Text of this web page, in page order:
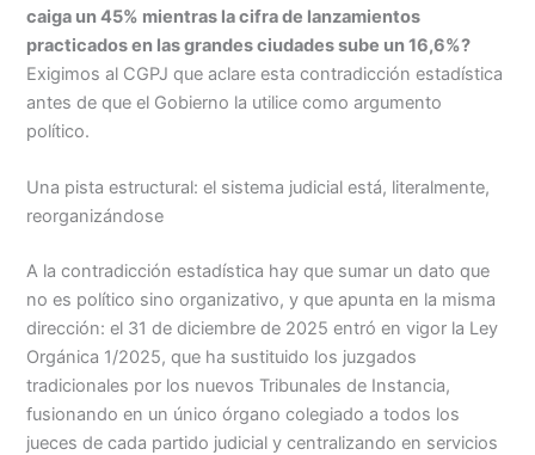
caiga un 45% mientras la cifra de lanzamientos
practicados en las grandes ciudades sube un 16,6%?
Exigimos al CGPJ que aclare esta contradicción estadística
antes de que el Gobierno la utilice como argumento
político.
Una pista estructural: el sistema judicial está, literalmente,
reorganizándose
A la contradicción estadística hay que sumar un dato que
no es político sino organizativo, y que apunta en la misma
dirección: el 31 de diciembre de 2025 entró en vigor la Ley
Orgánica 1/2025, que ha sustituido los juzgados
tradicionales por los nuevos Tribunales de Instancia,
fusionando en un único órgano colegiado a todos los
jueces de cada partido judicial y centralizando en servicios